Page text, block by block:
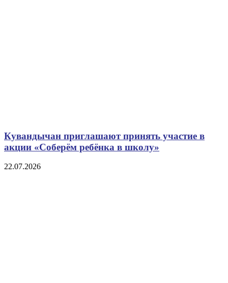
Кувандычан приглашают принять участие в
акции «Соберём ребёнка в школу»
22.07.2026